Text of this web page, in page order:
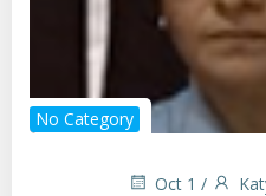
No Category
Oct 1 /